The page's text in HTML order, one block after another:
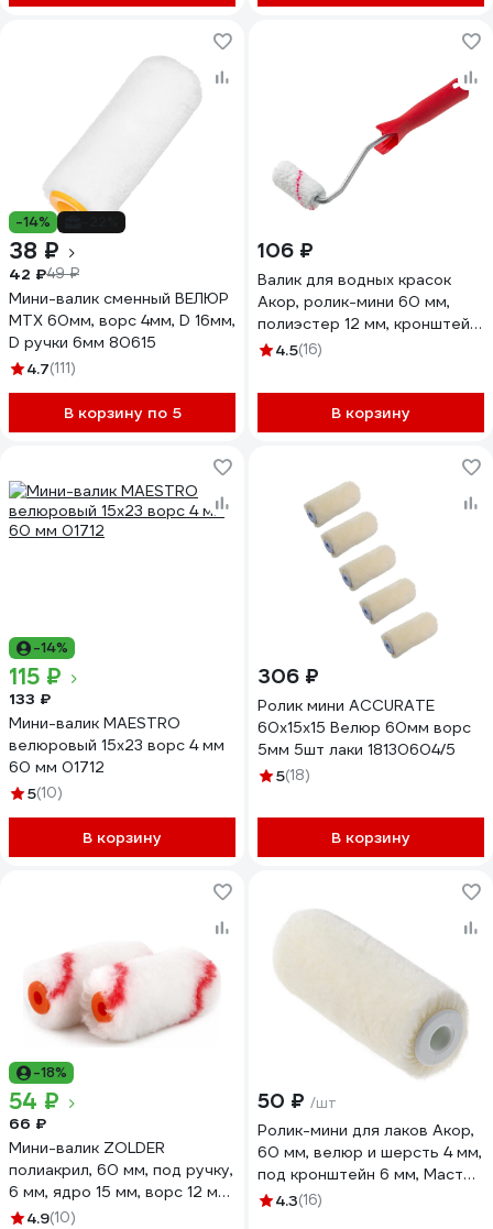
-14%
38 ₽
42 ₽49 ₽
Мини-валик сменный ВЕЛЮР
MTX 60мм, ворс 4мм, D 16мм,
D ручки 6мм 80615
4.7(111)
В корзину по 5
106 ₽
Валик для водных красок
Акор, ролик-мини 60 мм,
полиэстер 12 мм, кронштейн
6 мм, Мастер 503 30 060
4.5(16)
В корзину
-14%
115 ₽
133 ₽
Мини-валик MAESTRO
велюровый 15х23 ворс 4 мм
60 мм 01712
5(10)
В корзину
306 ₽
Ролик мини ACCURATE
60х15х15 Велюр 60мм ворс
5мм 5шт лаки 18130604/5
5(18)
В корзину
-18%
54 ₽
66 ₽
Мини-валик ZOLDER
полиакрил, 60 мм, под ручку,
6 мм, ядро 15 мм, ворс 12 мм,
2 шт Z-604p
4.9(10)
50 ₽ /шт
Ролик-мини для лаков Акор,
60 мм, велюр и шерсть 4 мм,
под кронштейн 6 мм, Мастер
551 00 060
4.3(16)